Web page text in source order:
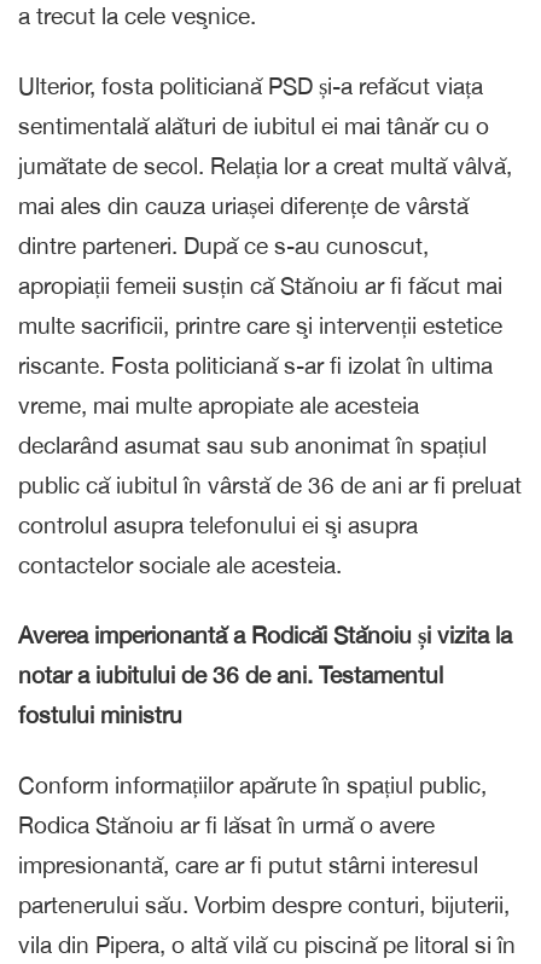
a trecut la cele veşnice.
Ulterior, fosta politiciană PSD și-a refăcut viața
sentimentală alături de iubitul ei mai tânăr cu o
jumătate de secol. Relația lor a creat multă vâlvă,
mai ales din cauza uriașei diferențe de vârstă
dintre parteneri. După ce s-au cunoscut,
apropiații femeii susțin că Stănoiu ar fi făcut mai
multe sacrificii, printre care şi intervenții estetice
riscante. Fosta politiciană s-ar fi izolat în ultima
vreme, mai multe apropiate ale acesteia
declarând asumat sau sub anonimat în spațiul
public că iubitul în vârstă de 36 de ani ar fi preluat
controlul asupra telefonului ei şi asupra
contactelor sociale ale acesteia.
Averea imperionantă a Rodicăi Stănoiu și vizita la
notar a iubitului de 36 de ani. Testamentul
fostului ministru
Conform informațiilor apărute în spațiul public,
Rodica Stănoiu ar fi lăsat în urmă o avere
impresionantă, care ar fi putut stârni interesul
partenerului său. Vorbim despre conturi, bijuterii,
vila din Pipera, o altă vilă cu piscină pe litoral si în